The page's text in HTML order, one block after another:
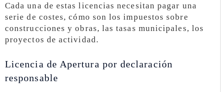
Cada una de estas licencias necesitan pagar una
serie de costes, cómo son los impuestos sobre
construcciones y obras, las tasas municipales, los
proyectos de actividad.
Licencia de Apertura por declaración
responsable